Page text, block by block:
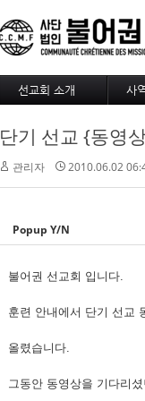
선교회 소개
4대정신
현장
섬기는 사람들
선교사
선교회 후원 계좌
사
훈련
긍휼
출
단기 선교 {동영
관리자 2010.06.02
Popup Y/N
불어권 선교회 입니다.
훈련 안내에서 단기 선교
올렸습니다.
그동안 동영상을 기다리